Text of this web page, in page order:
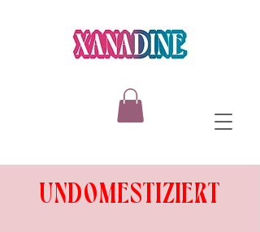
UNDOMESTIZIERT